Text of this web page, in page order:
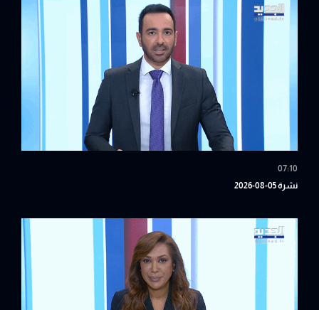
07:10
نشرة 05-08-2026